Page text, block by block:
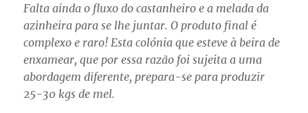
Falta ainda o fluxo do castanheiro e a melada da
azinheira para se lhe juntar. O produto final é
complexo e raro! Esta colónia que esteve à beira de
enxamear, que por essa razão foi sujeita a uma
abordagem diferente, prepara-se para produzir
25-30 kgs de mel.